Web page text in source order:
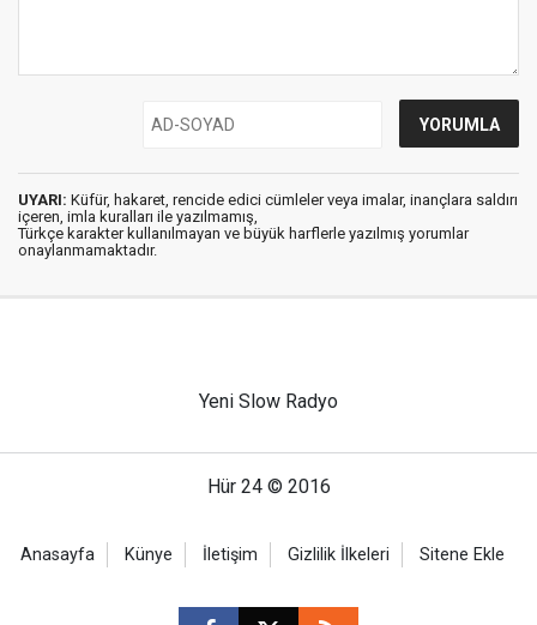
UYARI: Küfür, hakaret, rencide edici cümleler veya imalar, inançlara saldırı
içeren, imla kuralları ile yazılmamış,
Türkçe karakter kullanılmayan ve büyük harflerle yazılmış yorumlar
onaylanmamaktadır.
Yeni Slow Radyo
Hür 24 © 2016
Anasayfa Künye İletişim Gizlilik İlkeleri Sitene Ekle